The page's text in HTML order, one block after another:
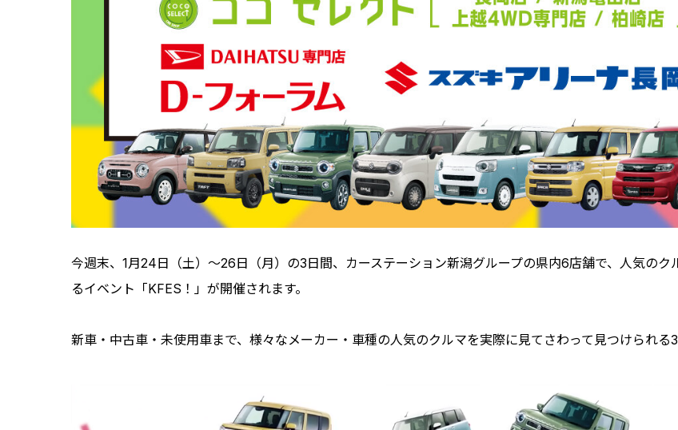
今週末、1月24日（土）～26日（月）の3日間、カーステーション新潟グループの県内6店舗で、人気のク
るイベント「KFES！」が開催されます。
新車・中古車・未使用車まで、様々なメーカー・車種の人気のクルマを実際に見てさわって見つけられる3